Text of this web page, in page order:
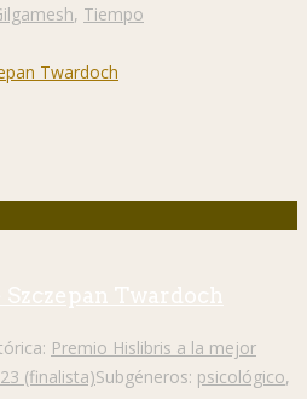
, Tiempo
Twardoch
Premio Hislibris a la mejor
(finalista)Subgéneros: psicológico,